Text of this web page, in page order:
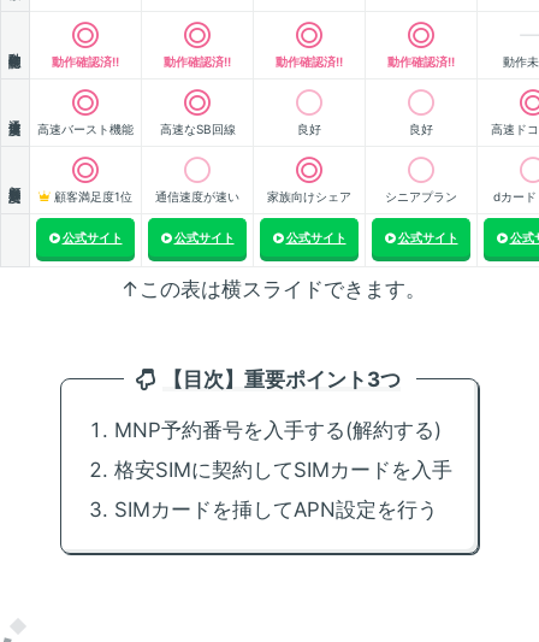
動作確認済!! 動作確認済!! 動作確認済!! 動作確認済!! 動作
高速バースト機能 高速なSB回線 良好 良好 高速ド
顧客満足度1位 通信速度が速い 家族向けシェア シニアプラン dカード
公式サイト 公式サイト 公式サイト 公式サイト 公式
↑この表は横スライドできます。
【目次】重要ポイント3つ
MNP予約番号を入手する(解約する)
格安SIMに契約してSIMカードを入手
SIMカードを挿してAPN設定を行う